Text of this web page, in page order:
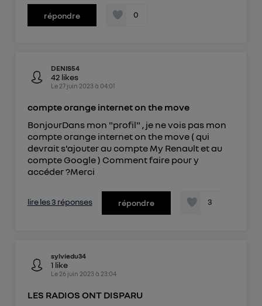
répondre 0
DENIS54
42 likes
Le 27 juin 2023 à 04:01
compte orange internet on the move
BonjourDans mon "profil" , je ne vois pas mon
compte orange internet on the move ( qui
devrait s'ajouter au compte My Renault et au
compte Google ) Comment faire pour y
accéder ?Merci
lire les 3 réponses répondre 3
sylviedu34
1 like
Le 26 juin 2023 à 23:04
LES RADIOS ONT DISPARU